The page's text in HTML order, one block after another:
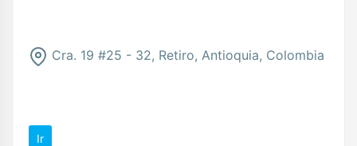
Cra. 19 #25 - 32, Retiro, Antioquia, Colombia
Ir